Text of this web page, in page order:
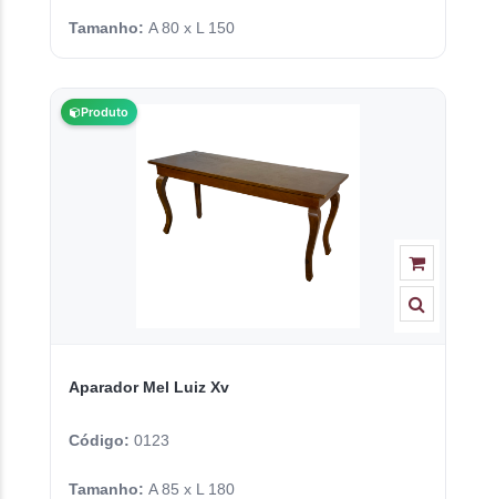
Tamanho: A 80 x L 150
Produto
Aparador Mel Luiz Xv
Código: 0123
Tamanho: A 85 x L 180